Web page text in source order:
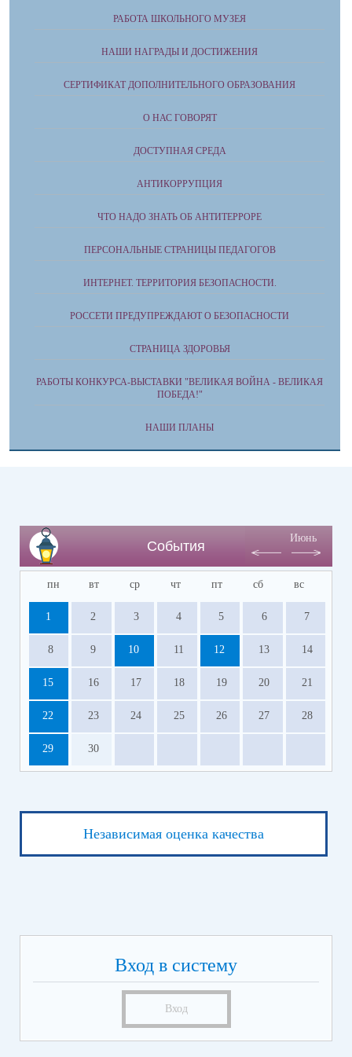
РАБОТА ШКОЛЬНОГО МУЗЕЯ
НАШИ НАГРАДЫ И ДОСТИЖЕНИЯ
СЕРТИФИКАТ ДОПОЛНИТЕЛЬНОГО ОБРАЗОВАНИЯ
О НАС ГОВОРЯТ
ДОСТУПНАЯ СРЕДА
АНТИКОРРУПЦИЯ
ЧТО НАДО ЗНАТЬ ОБ АНТИТЕРРОРЕ
ПЕРСОНАЛЬНЫЕ СТРАНИЦЫ ПЕДАГОГОВ
ИНТЕРНЕТ. ТЕРРИТОРИЯ БЕЗОПАСНОСТИ.
РОССЕТИ ПРЕДУПРЕЖДАЮТ О БЕЗОПАСНОСТИ
СТРАНИЦА ЗДОРОВЬЯ
РАБОТЫ КОНКУРСА-ВЫСТАВКИ "ВЕЛИКАЯ ВОЙНА - ВЕЛИКАЯ
ПОБЕДА!"
НАШИ ПЛАНЫ
События
Июнь
пн вт ср чт пт сб вс
1 2 3 4 5 6 7
8 9 10 11 12 13 14
15 16 17 18 19 20 21
22 23 24 25 26 27 28
29 30
Независимая оценка качества
Вход в систему
Вход